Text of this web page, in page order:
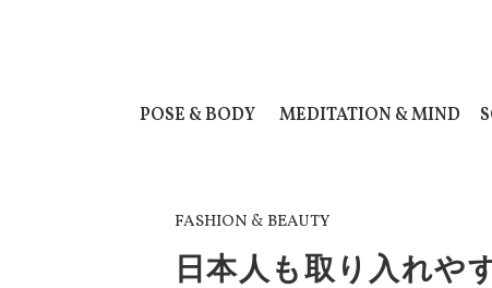
POSE & BODY MEDITATION & MIND
FASHION & BEAUTY
日本人も取り入れや